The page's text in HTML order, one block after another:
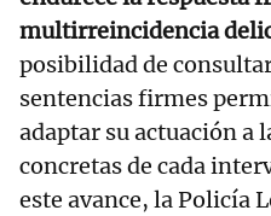
multirreincidencia
posibilidad de
sentencias firmes
adaptar su actuación a
concretas de cada
este avance, la Policía